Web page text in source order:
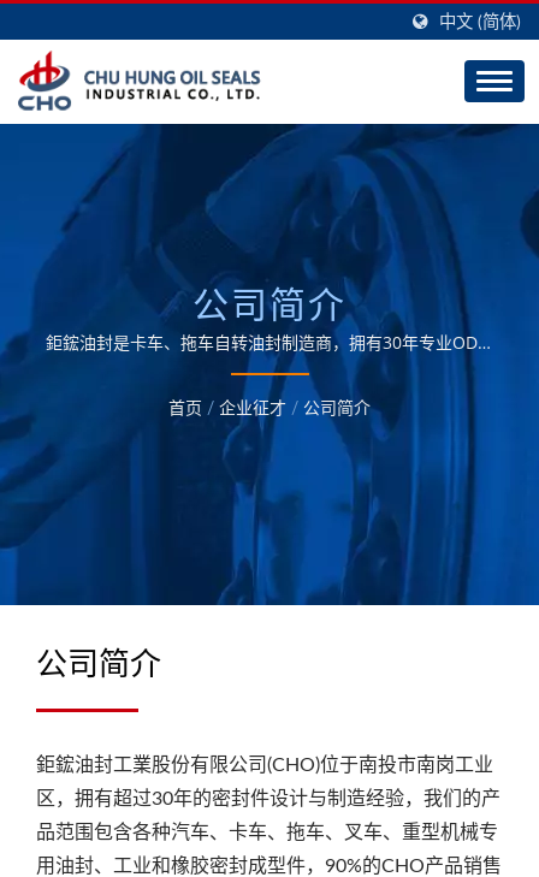
中文 (简体)
公司简介
鉅鋐油封是卡车、拖车自转油封制造商，拥有30年专业ODM
与OEM技术制造油封的经验。
首页 / 企业征才 / 公司简介
公司简介
鉅鋐油封工業股份有限公司(CHO)位于南投市南岗工业
区，拥有超过30年的密封件设计与制造经验，我们的产
品范围包含各种汽车、卡车、拖车、叉车、重型机械专
用油封、工业和橡胶密封成型件，90%的CHO产品销售